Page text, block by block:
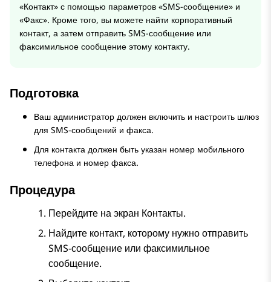
«Контакт» с помощью параметров «SMS-сообщение» и
«Факс». Кроме того, вы можете найти корпоративный
контакт, а затем отправить SMS-сообщение или
факсимильное сообщение этому контакту.
Подготовка
Ваш администратор должен включить и настроить шлюз
для SMS-сообщений и факса.
Для контакта должен быть указан номер мобильного
телефона и номер факса.
Процедура
Перейдите на экран Контакты.
Найдите контакт, которому нужно отправить
SMS-сообщение или факсимильное
сообщение.